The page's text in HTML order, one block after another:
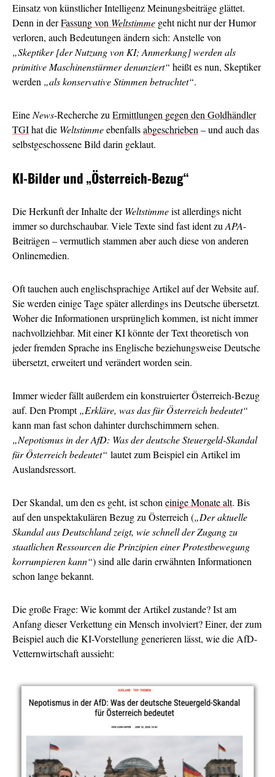
Einsatz von künstlicher Intelligenz Meinungsbeiträge glättet.
Denn in derFassung von Weltstimme geht nicht nur der Humor
verloren, auch Bedeutungen ändern sich: Anstelle von
„Skeptiker [der Nutzung von KI; Anmerkung] werden als
primitive Maschinenstürmer denunziert“ heißt es nun, Skeptiker
werden „als konservative Stimmen betrachtet“.
Eine News-Recherche zu Ermittlungen gegen den Goldhändler
TGIhat die Weltstimmeebenfallsabgeschrieben – und auch das
selbstgeschossene Bild darin geklaut.
KI-Bilder und„Österreich-Bezug“
Die Herkunft der Inhalte derWeltstimmeist allerdings nicht
immer so durchschaubar. Viele Texte sind fast ident zu APA-
Beiträgen – vermutlich stammen aber auch diese von anderen
Onlinemedien.
Oft tauchen auch englischsprachige Artikel auf der Website auf.
Sie werden einige Tage später allerdings ins Deutsche übersetzt.
Woher die Informationen ursprünglich kommen, ist nicht immer
nachvollziehbar. Mit einer KI könnte der Text theoretisch von
jeder fremden Sprache ins Englische beziehungsweise Deutsche
übersetzt, erweitert und verändert worden sein.
Immer wieder fällt außerdem ein konstruierter Österreich-Bezug
auf. Den Prompt„Erkläre, was das für Österreich bedeutet“
kann man fast schon dahinter durchschimmern sehen.
„Nepotismus in der AfD: Was der deutsche Steuergeld-Skandal
für Österreich bedeutet“ lautet zum Beispiel ein Artikel im
Auslandsressort.
Der Skandal, um den es geht, ist schon einige Monate alt. Bis
auf den unspektakulären Bezug zu Österreich („Der aktuelle
Skandal aus Deutschland zeigt, wie schnell der Zugang zu
staatlichen Ressourcen die Prinzipien einer Protestbewegung
korrumpieren kann“) sind alle darin erwähnten Informationen
schon lange bekannt.
Die große Frage: Wie kommt der Artikel zustande? Ist am
Anfang dieser Verkettung ein Mensch involviert? Einer, der zum
Beispiel auch die KI-Vorstellung generieren lässt, wie die AfD-
Vetternwirtschaft aussieht: